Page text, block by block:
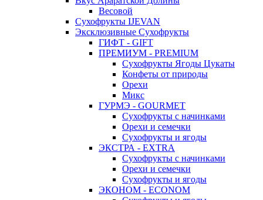
Весовой
Сухофрукты IJEVAN
Эксклюзивные Сухофрукты
ГИФТ - GIFT
ПРЕМИУМ - PREMIUM
Сухофрукты Ягоды Цукаты
Конфеты от природы
Орехи
Микс
ГУРМЭ - GOURMET
Сухофрукты с начинками
Орехи и семечки
Сухофрукты и ягоды
ЭКСТРА - EXTRA
Сухофрукты с начинками
Орехи и семечки
Сухофрукты и ягоды
ЭКОНОМ - ECONOM